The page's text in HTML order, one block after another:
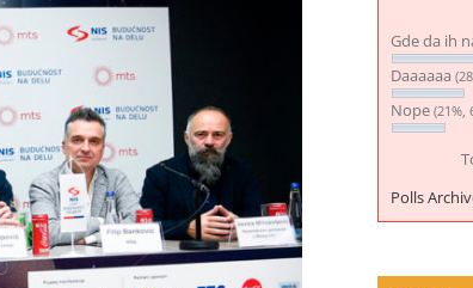
Gde da ih
Daaaaaa
Nope (21%,
Polls